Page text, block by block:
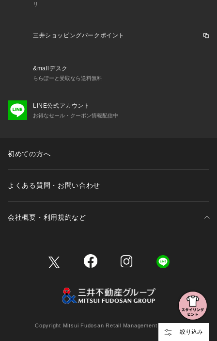
絞り込み
リ
三井ショッピングパークポイント
&mallデスク
ららぽーと受取なら送料無料
LINE公式アカウント
お得なセール・クーポン情報配信中
初めての方へ
よくある質問・お問い合わせ
会社概要・利用規約など
Copyright Mitsui Fudosan Retail Management Co., Ltd.